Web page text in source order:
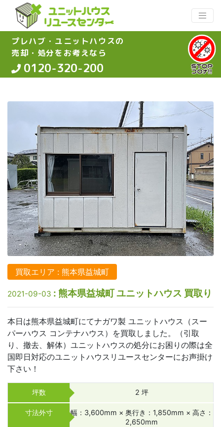
プレハブ・ユニットハウスの
売却・処分をお考えなら
0120-320-200
買取エリア : 熊本県益城町
2021-09-03 : 熊本県益城町 ユニットハウス 買取り
本日は熊本県益城町にてナガワ製 ユニットハウス（スー
パーハウス コンテナハウス）を買取しました。（引取
り、撤去、解体）ユニットハウスの処分にお困りの際は全
国即日対応のユニットハウスリユースセンターにお声掛け
下さい！
坪数 2 坪
寸法外寸
幅：3,600mm × 奥行き：1,850mm × 高さ：
2,650mm